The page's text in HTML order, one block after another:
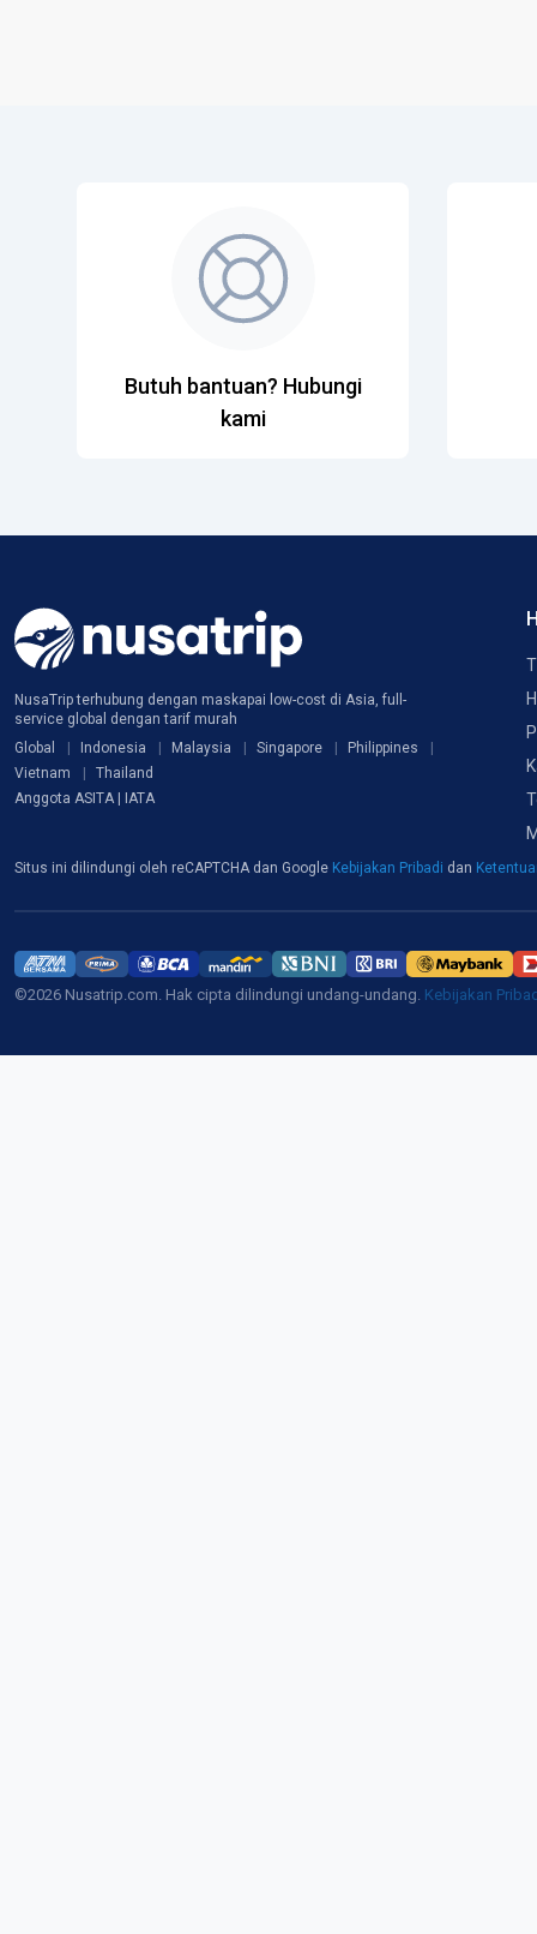
Butuh bantuan? Hubungi
kami
NusaTrip terhubung dengan maskapai low-cost di Asia, full-
service global dengan tarif murah
Global
Indonesia Malaysia Singapore
Philippines
Vietnam
Thailand
Anggota ASITA | IATA
Situs ini dilindungi oleh reCAPTCHA dan Google Kebijakan Pribadi dan
©2026 Nusatrip.com. Hak cipta dilindungi undang-undang. Kebijakan